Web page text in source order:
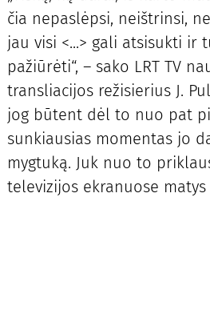
čia nepaslėpsi, neištrinsi,
jau visi <...> gali atsisukti ir
pažiūrėti“, – sako LRT TV
transliacijos režisierius J.
jog būtent dėl to nuo pat
sunkiausias momentas jo
mygtuką. Juk nuo to
televizijos ekranuose matys